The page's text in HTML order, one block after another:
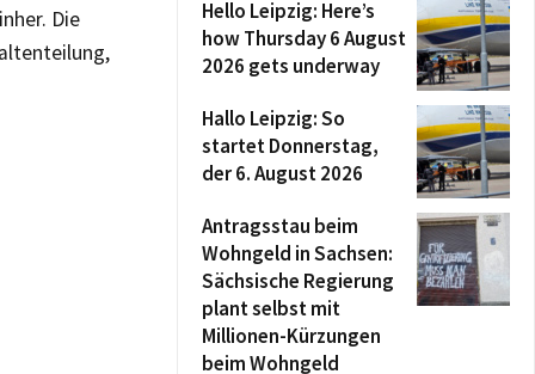
Die
Hello Leipzig: Here’s
how Thursday 6 August
2026 gets underway
Hallo Leipzig: So
startet Donnerstag,
der 6. August 2026
Antragsstau beim
Wohngeld in Sachsen:
Sächsische Regierung
plant selbst mit
Millionen-Kürzungen
beim Wohngeld